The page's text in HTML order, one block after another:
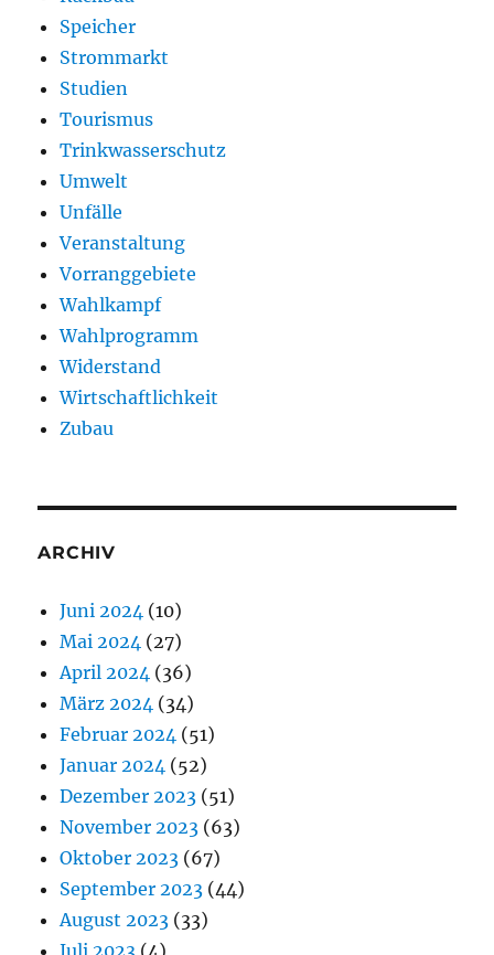
Speicher
Strommarkt
Studien
Tourismus
Trinkwasserschutz
Umwelt
Unfälle
Veranstaltung
Vorranggebiete
Wahlkampf
Wahlprogramm
Widerstand
Wirtschaftlichkeit
Zubau
ARCHIV
Juni 2024 (10)
Mai 2024 (27)
April 2024 (36)
März 2024 (34)
Februar 2024 (51)
Januar 2024 (52)
Dezember 2023 (51)
November 2023 (63)
Oktober 2023 (67)
September 2023 (44)
August 2023 (33)
Juli 2023 (4)